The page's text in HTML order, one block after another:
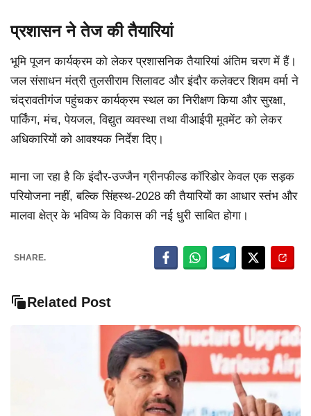
प्रशासन ने तेज की तैयारियां
भूमि पूजन कार्यक्रम को लेकर प्रशासनिक तैयारियां अंतिम चरण में हैं।
जल संसाधन मंत्री तुलसीराम सिलावट और इंदौर कलेक्टर शिवम वर्मा ने
चंद्रावतीगंज पहुंचकर कार्यक्रम स्थल का निरीक्षण किया और सुरक्षा,
पार्किंग, मंच, पेयजल, विद्युत व्यवस्था तथा वीआईपी मूवमेंट को लेकर
अधिकारियों को आवश्यक निर्देश दिए।
माना जा रहा है कि इंदौर-उज्जैन ग्रीनफील्ड कॉरिडोर केवल एक सड़क
परियोजना नहीं, बल्कि सिंहस्थ-2028 की तैयारियों का आधार स्तंभ और
मालवा क्षेत्र के भविष्य के विकास की नई धुरी साबित होगा।
SHARE.
Related Post